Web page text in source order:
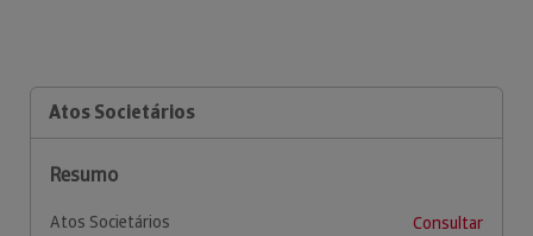
Atos Societários
Resumo
Atos Societários
Consultar